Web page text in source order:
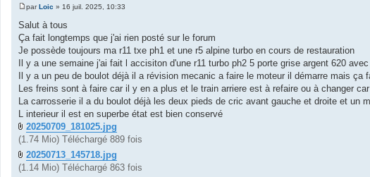
M
e
s
s
g
e
parLoic » 16 juil. 2025, 10:33
Salut à tous
Ça fait longtemps que j'ai rien posté sur le forum
Je possède toujours ma r11 txe ph1 et une r5 alpine turbo en cours de restauration
Il y a une semaine j'ai fait l accisiton d'une r11 turbo ph2 5 porte grise argent 620
Il y a un peu de boulot déjà il a révision mecanic a faire le moteur il démarre mais ça
Les freins sont à faire car il y en a plus et le train arriere est à refaire ou à changer
La carrosserie il a du boulot déjà les deux pieds de cric avant gauche et droite et un
L interieur il est en superbe état est bien conservé
20250709_181025.jpg
(1.74 Mio) Téléchargé 889 fois
20250713_145718.jpg
(1.14 Mio) Téléchargé 863 fois